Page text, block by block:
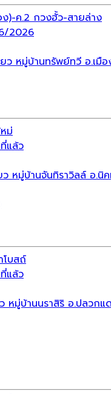
)-ค.2 กวงฮั้ว-สายล่าง
2026
ว หมู่บ้านทรัพย์ทวี อ.เมือ
ม่
แล้ว
ว หมู่บ้านจันทิราวิลล์ อ.
โบสถ์
แล้ว
หมู่บ้านนราสิริ อ.ปลวกแ